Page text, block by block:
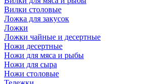
Вилки столовые
Ложка для закусок
Ложки
Ложки чайные и десертные
Ножи десертные
Ножи для мяса и рыбы
Ножи для сыра
Ножи столовые